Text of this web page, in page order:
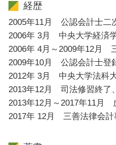
経歴
2005年11月 公認会計士二
2006年 3月 中央大学経済
2006年 4月～2009年12月
2009年10月 公認会計士登
2012年 3月 中央大学法科
2013年12月 司法修習終了
2013年12月～2017年11月
2017年 12月 三善法律会計